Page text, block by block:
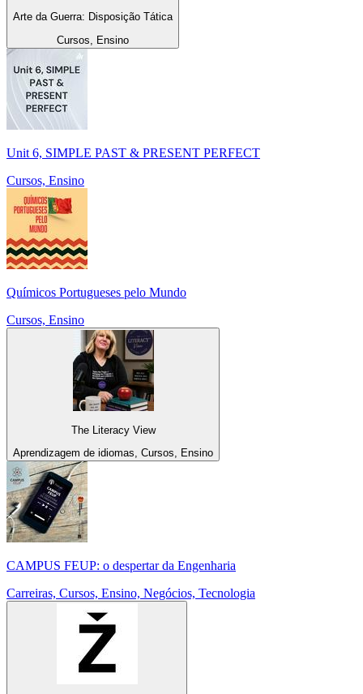
Arte da Guerra: Disposição Tática
Cursos, Ensino
Unit 6, SIMPLE PAST & PRESENT PERFECT
Cursos, Ensino
Químicos Portugueses pelo Mundo
Cursos, Ensino
The Literacy View
Aprendizagem de idiomas, Cursos, Ensino
CAMPUS FEUP: o despertar da Engenharia
Carreiras, Cursos, Ensino, Negócios, Tecnologia